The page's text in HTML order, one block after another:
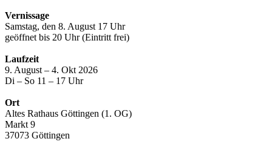
Vernissage
Samstag, den 8. August 17 Uhr
geöffnet bis 20 Uhr (Eintritt frei)
Laufzeit
9. August – 4. Okt 2026
Di – So 11 – 17 Uhr
Ort
Altes Rathaus Göttingen (1. OG)
Markt 9
37073 Göttingen